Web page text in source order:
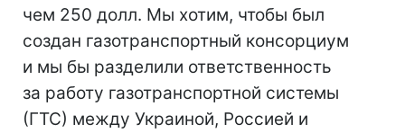
чем 250 долл. Мы хотим, чтобы был
создан газотранспортный консорциум
и мы бы разделили ответственность
за работу газотранспортной системы
(ГТС) между Украиной, Россией и